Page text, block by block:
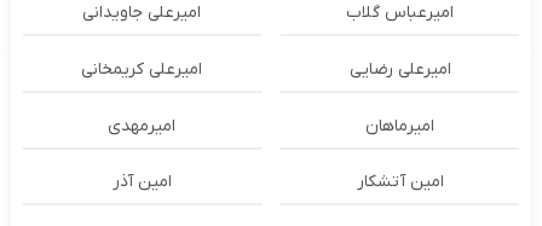
امیرعباس گلاب امیرعلی جاویدانی
امیرعلی رضایی امیرعلی کریمخانی
امیرماهان امیرمهدی
امین آتشکار امین آذر